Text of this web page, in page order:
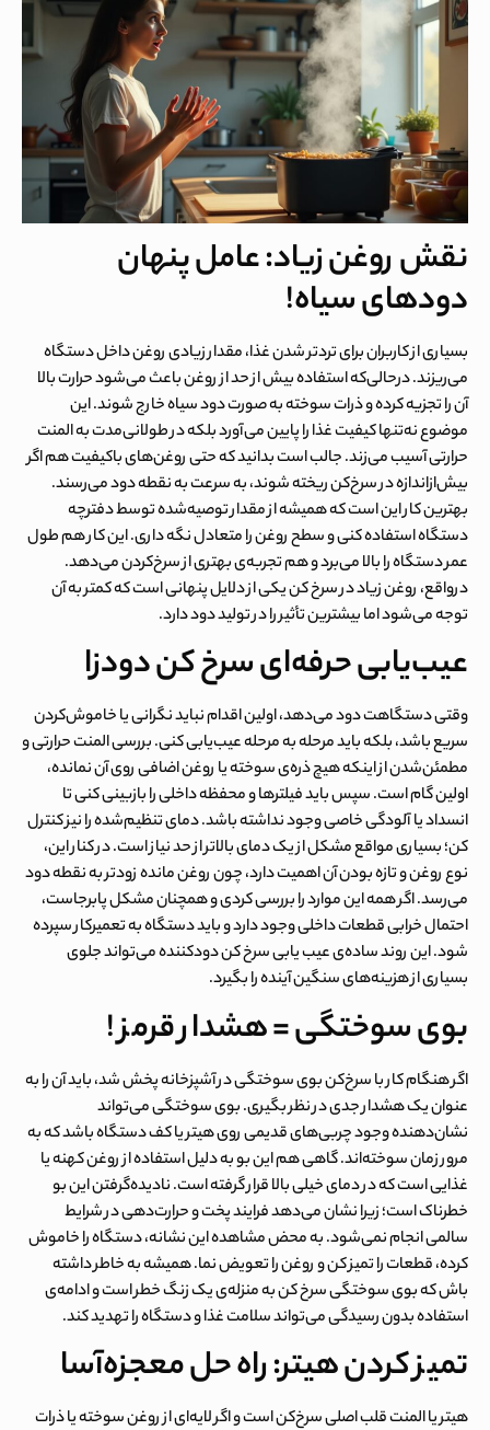
نقش روغن زیاد: عامل پنهان
دودهای سیاه!
بسیاری از کاربران برای تردتر شدن غذا، مقدار زیادی روغن داخل دستگاه
می‌ریزند. درحالی‌که استفاده بیش از حد از روغن باعث می‌شود حرارت بالا
آن را تجزیه کرده و ذرات سوخته به صورت دود سیاه خارج شوند. این
موضوع نه‌تنها کیفیت غذا را پایین می‌آورد بلکه در طولانی‌مدت به المنت
حرارتی آسیب می‌زند. جالب است بدانید که حتی روغن‌های باکیفیت هم اگر
بیش‌ازاندازه در سرخ‌کن ریخته شوند، به سرعت به نقطه دود می‌رسند.
بهترین کار این است که همیشه از مقدار توصیه‌شده توسط دفترچه
دستگاه استفاده کنی و سطح روغن را متعادل نگه داری. این کار هم طول
عمر دستگاه را بالا می‌برد و هم تجربه‌ی بهتری از سرخ‌کردن می‌دهد.
درواقع، روغن زیاد در سرخ کنیکی از دلایل پنهانی است که کمتر به آن
توجه می‌شود اما بیشترین تأثیر را در تولید دود دارد.
عیب‌یابی حرفه‌ای سرخ کن دودزا
وقتی دستگاهت دود می‌دهد، اولین اقدام نباید نگرانی یا خاموش‌کردن
سریع باشد، بلکه باید مرحله به مرحله عیب‌یابی کنی. بررسی المنت حرارتی و
مطمئن‌شدن از اینکه هیچ ذره‌ی سوخته یا روغن اضافی روی آن نمانده،
اولین گام است. سپس باید فیلترها و محفظه داخلی را بازبینی کنی تا
انسداد یا آلودگی خاصی وجود نداشته باشد. دمای تنظیم‌شده را نیز کنترل
کن؛ بسیاری مواقع مشکل از یک دمای بالاتر از حد نیاز است. در کنار این،
نوع روغن و تازه بودن آن اهمیت دارد، چون روغن مانده زودتر به نقطه دود
می‌رسد. اگر همه این موارد را بررسی کردی و همچنان مشکل پابرجاست،
احتمال خرابی قطعات داخلی وجود دارد و باید دستگاه به تعمیرکار سپرده
شود. این روند ساده‌یعیب یابی سرخ کن دودکنندهمی‌تواند جلوی
بسیاری از هزینه‌های سنگین آینده را بگیرد.
بوی سوختگی = هشدار قرمز !
اگر هنگام کار با سرخ‌کن بوی سوختگی در آشپزخانه پخش شد، باید آن را به
عنوان یک هشدار جدی در نظر بگیری. بوی سوختگی می‌تواند
نشان‌دهنده وجود چربی‌های قدیمی روی هیتر یا کف دستگاه باشد که به
مرور زمان سوخته‌اند. گاهی هم این بو به دلیل استفاده از روغن کهنه یا
غذایی است که در دمای خیلی بالا قرار گرفته است. نادیده‌گرفتن این بو
خطرناک است؛ زیرا نشان می‌دهد فرایند پخت و حرارت‌دهی در شرایط
سالمی انجام نمی‌شود. به محض مشاهده این نشانه، دستگاه را خاموش
کرده، قطعات را تمیز کن و روغن را تعویض نما. همیشه به خاطر داشته
باش کهبوی سوختگی سرخ کنبه منزله‌ی یک زنگ خطر است و ادامه‌ی
استفاده بدون رسیدگی می‌تواند سلامت غذا و دستگاه را تهدید کند.
تمیز کردن هیتر: راه حل معجزه‌آسا
هیتر یا المنت قلب اصلی سرخ‌کن است و اگر لایه‌ای از روغن سوخته یا ذرات